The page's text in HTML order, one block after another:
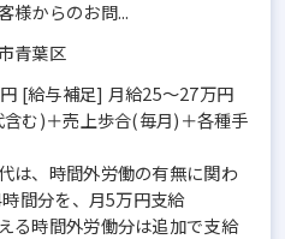
様からのお問...
青葉区
[給与補足] 月給25～27万円
む)＋売上歩合(毎月)＋各種手
は、時間外労働の有無に関わ
間分を、月5万円支給
る時間外労働分は追加で支給